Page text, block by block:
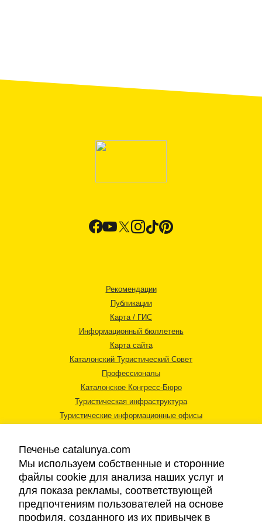
Рекомендации
Публикации
Карта / ГИС
Информационный бюллетень
Карта сайта
Каталонский Туристический Совет
Профессионалы
Каталонское Конгресс-Бюро
Туристическая инфраструктура
Туристические информационные офисы
Правовая информация
Печенье catalunya.com
Мы используем собственные и сторонние
файлы cookie для анализа наших услуг и
для показа рекламы, соответствующей
предпочтениям пользователей на основе
профиля, созданного из их привычек в